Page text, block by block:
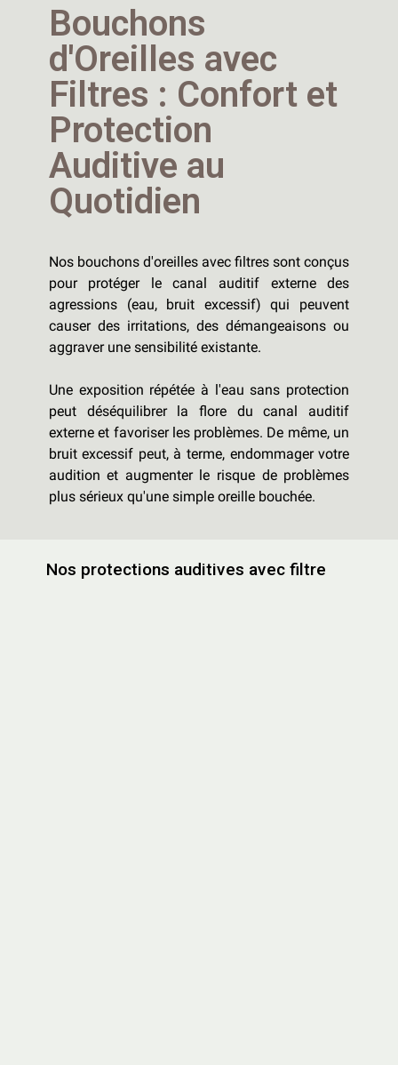
Bouchons
d'Oreilles avec
Filtres : Confort et
Protection
Auditive au
Quotidien
Nos bouchons d'oreilles avec filtres sont conçus
pour protéger le canal auditif externe des
agressions (eau, bruit excessif) qui peuvent
causer des irritations, des démangeaisons ou
aggraver une sensibilité existante.
Une exposition répétée à l'eau sans protection
peut déséquilibrer la flore du canal auditif
externe et favoriser les problèmes. De même, un
bruit excessif peut, à terme, endommager votre
audition et augmenter le risque de problèmes
plus sérieux qu'une simple oreille bouchée.
Nos protections auditives avec filtre